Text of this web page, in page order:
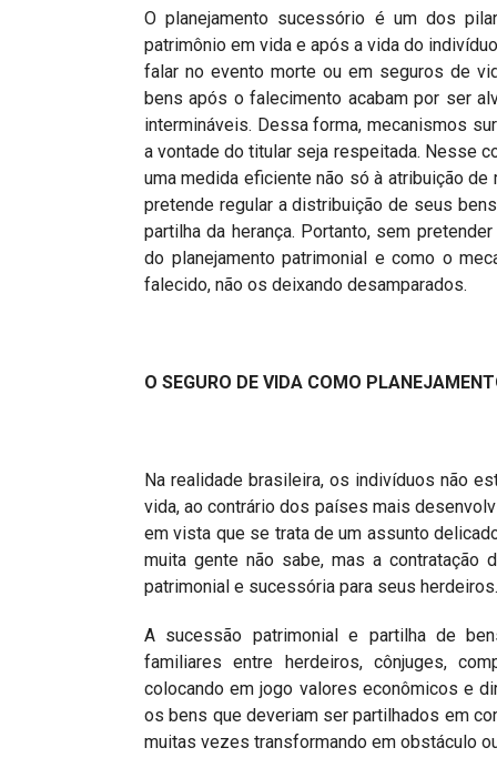
O planejamento sucessório é um dos
patrimônio em vida e após a vida do
falar no evento morte ou em seguros de
bens após o falecimento acabam por ser
intermináveis. Dessa forma, mecanismos
a vontade do titular seja respeitada. Nesse
uma medida eficiente não só à atribuição
pretende regular a distribuição de seus
partilha da herança. Portanto, sem
do planejamento patrimonial e como o
falecido, não os deixando desamparados.
O SEGURO DE VIDA COMO
Na realidade brasileira, os indivíduos não
vida, ao contrário dos países mais
em vista que se trata de um assunto
muita gente não sabe, mas a contratação
patrimonial e sucessória para seus herdeiros.
A sucessão patrimonial e partilha de
familiares entre herdeiros, cônjuges,
colocando em jogo valores econômicos e
os bens que deveriam ser partilhados em
muitas vezes transformando em obstáculo